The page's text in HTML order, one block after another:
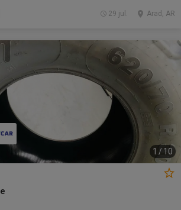
Arad, AR
29 jul.
1 / 10